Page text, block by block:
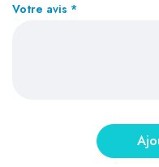
Votre avis *